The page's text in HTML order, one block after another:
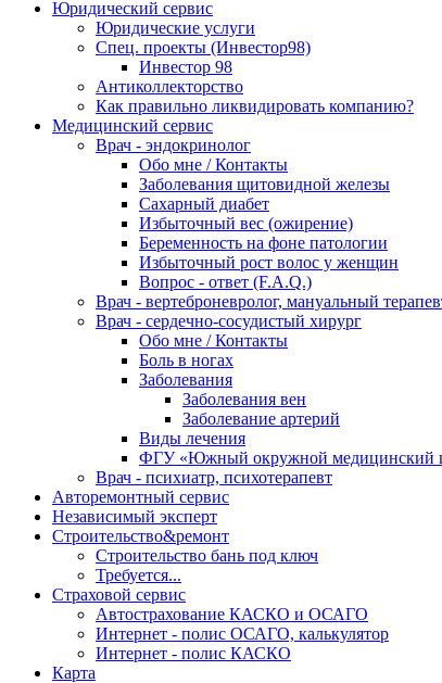
Юридический сервис
Юридические услуги
Спец. проекты (Инвестор98)
Инвестор 98
Антиколлекторство
Как правильно ликвидировать компанию?
Медицинский сервис
Врач - эндокринолог
Обо мне / Контакты
Заболевания щитовидной железы
Сахарный диабет
Избыточный вес (ожирение)
Беременность на фоне патологии
Избыточный рост волос у женщин
Вопрос - ответ (F.A.Q.)
Врач - вертеброневролог, мануальный
Врач - сердечно-сосудистый хирург
Обо мне / Контакты
Боль в ногах
Заболевания
Заболевания вен
Заболевание артерий
Виды лечения
ФГУ «Южный окружной медицинский
Врач - психиатр, психотерапевт
Авторемонтный сервис
Независимый эксперт
Строительство&ремонт
Строительство бань под ключ
Требуется...
Страховой сервис
Автострахование КАСКО и ОСАГО
Интернет - полис ОСАГО, калькулятор
Интернет - полис КАСКО
Карта